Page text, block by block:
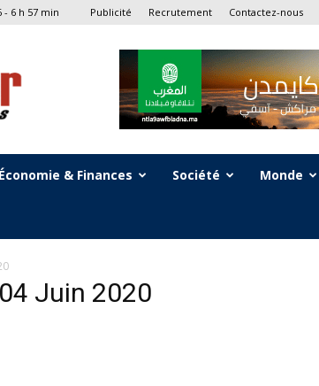
- 6 h 57 min Publicité Recrutement Contactez-nous
Économie & Finances Société Monde
Juin 2020